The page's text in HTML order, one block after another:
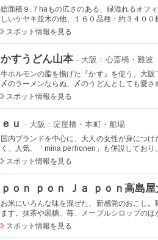
総面積９.７haもの広さのある、緑溢れるオフ
しいケヤキ並木の他、１６０品種・約３４００
スポット情報を見る
かすうどん山本 - 大阪：心斎橋・難波
牛ホルモンの脂を揚げた『かす』を使う、大
〆のラーメンならぬ、〆のうどんとしても愛さ
スポット情報を見る
ｅｕ - 大阪：淀屋橋・本町・船場
国内ブランドを中心に、大人の女性が身につ
く、人気。「mina perhonen」も併設しており
スポット情報を見る
ｐｏｎ ｐｏｎ Ｊａ ｐｏｎ高島
お米にいろんな味を混ぜた、新感覚のおこし
ます。抹茶や黒糖、苺、メープルシロップのほ
スポット情報を見る